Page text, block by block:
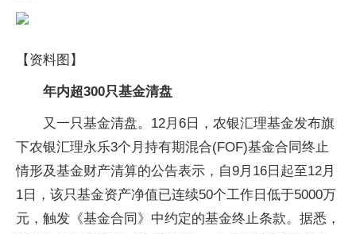
【资料图】
年内超300只基金清盘
又一只基金清盘。12月6日，农银汇理基金发布旗
下农银汇理永乐3个月持有期混合(FOF)基金合同终止
情形及基金财产清算的公告表示，自9月16日起至12月
1日，该只基金资产净值已连续50个工作日低于5000万
元，触发《基金合同》中约定的基金终止条款。据悉，